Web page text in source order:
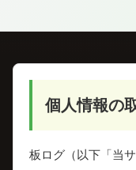
個人情報の
板ログ（以下「当